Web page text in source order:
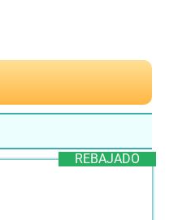
REBAJADO